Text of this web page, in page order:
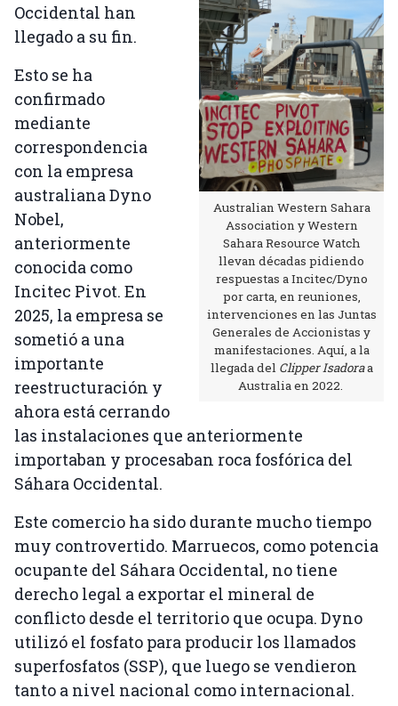
Australian Western Sahara
Association y Western
Sahara Resource Watch
llevan décadas pidiendo
respuestas a Incitec/Dyno
por carta, en reuniones,
intervenciones en las Juntas
Generales de Accionistas y
manifestaciones. Aquí, a la
llegada del Clipper Isadoraa
Australia en 2022.
Occidental han
llegado a su fin.
Esto se ha
confirmado
mediante
correspondencia
con la empresa
australiana Dyno
Nobel,
anteriormente
conocida como
Incitec Pivot. En
2025, la empresa se
sometió a una
importante
reestructuración y
ahora está cerrando
las instalaciones que anteriormente
importaban y procesaban roca fosfórica del
Sáhara Occidental.
Este comercio ha sido durante mucho tiempo
muy controvertido. Marruecos, como potencia
ocupante del Sáhara Occidental, no tiene
derecho legal a exportar el mineral de
conflicto desde el territorio que ocupa. Dyno
utilizó el fosfato para producir los llamados
superfosfatos (SSP), que luego se vendieron
tanto a nivel nacional como internacional.